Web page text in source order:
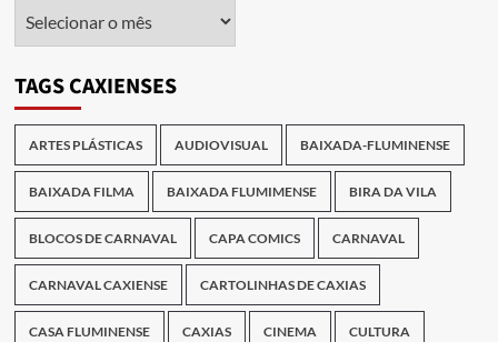
TAGS CAXIENSES
ARTES PLÁSTICAS AUDIOVISUAL BAIXADA-FLUMINENSE
BAIXADA FILMA BAIXADA FLUMIMENSE BIRA DA VILA
BLOCOS DE CARNAVAL CAPA COMICS CARNAVAL
CARNAVAL CAXIENSE CARTOLINHAS DE CAXIAS
CASA FLUMINENSE CAXIAS CINEMA CULTURA